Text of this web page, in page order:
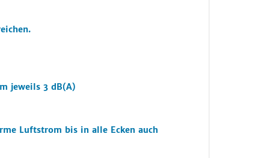
jeweils 3 dB(A)
Luftstrom bis in alle Ecken auch